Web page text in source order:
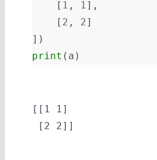
[ 1 , 1],
[ 2 , 2]
])
print ( a )
[[1 1]